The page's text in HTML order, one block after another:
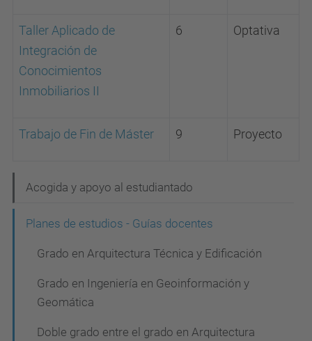
Taller Aplicado de
Integración de
Conocimientos
Inmobiliarios II
6 Optativa
Trabajo de Fin de Máster 9 Proyecto
a
Acogida y apoyo al estudiantado
Planes de estudios - Guías docentes
Grado en Arquitectura Técnica y Edificación
Grado en Ingeniería en Geoinformación y
Geomática
Doble grado entre el grado en Arquitectura